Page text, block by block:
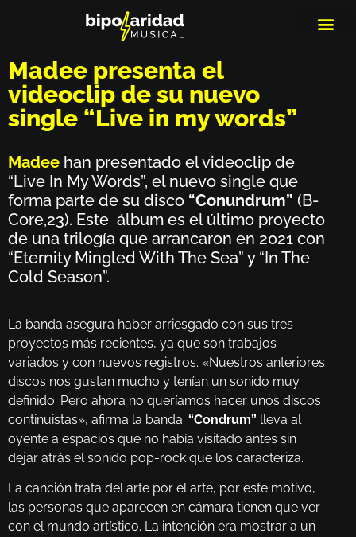
Madee presenta el
videoclip de su nuevo
single “Live in my words”
Madee han presentado el videoclip de
“Live In My Words”, el nuevo single que
forma parte de su disco “Conundrum” (B-
Core,23). Este álbum es el último proyecto
de una trilogía que arrancaron en 2021 con
“Eternity Mingled With The Sea” y “In The
Cold Season”.
La banda asegura haber arriesgado con sus tres
proyectos más recientes, ya que son trabajos
variados y con nuevos registros. «Nuestros anteriores
discos nos gustan mucho y tenían un sonido muy
definido. Pero ahora no queríamos hacer unos discos
continuistas», afirma la banda. “Condrum” lleva al
oyente a espacios que no había visitado antes sin
dejar atrás el sonido pop-rock que los caracteriza.
La canción trata del arte por el arte, por este motivo,
las personas que aparecen en cámara tienen que ver
con el mundo artístico. La intención era mostrar a un